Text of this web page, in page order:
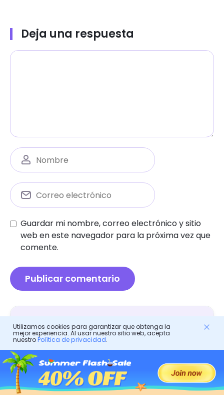
Deja una respuesta
Guardar mi nombre, correo electrónico y sitio
web en este navegador para la próxima vez que
comente.
Control parental
Cómo monitorear Snapchat de forma gratuita:
consejos y herramientas
Cómo identificar y proteger contra el captador
de IP
Utilizamos cookies para garantizar que obtenga la
mejor experiencia. Al usar nuestro sitio web, acepta
nuestroPolítica de privacidad.